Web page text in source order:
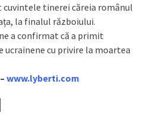
cuvintele tinerei căreia românul
la finalul războiului.
a confirmat că a primit
cu privire la moartea
www.lyberti.com